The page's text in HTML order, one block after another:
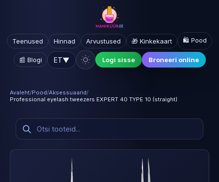
Teenused Hinnad Arvustused 🎁 Kinkekaart 🛍️ Pood
📰 Blogi ET▼ Logi sisse Broneeri online
Avaleht/Pood/Aksessuaarid/
Professional eyelash tweezers EXPERT 40 TYPE 10 (straight)